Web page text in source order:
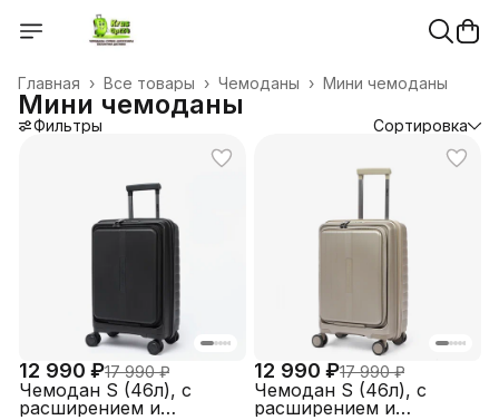
Мини чемоданы
Чемоданы ›
Все товары ›
Главная ›
Мини чемоданы
Фильтры Сортировка
12 990 ₽17 990 ₽
Чемодан S (46л), с
расширением и
12 990 ₽17 990 ₽
Чемодан S (46л), с
расширением и